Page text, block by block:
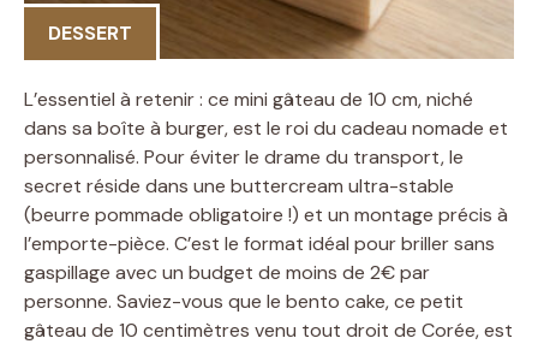
DESSERT
L’essentiel à retenir : ce mini gâteau de 10 cm, niché
dans sa boîte à burger, est le roi du cadeau nomade et
personnalisé. Pour éviter le drame du transport, le
secret réside dans une buttercream ultra-stable
(beurre pommade obligatoire !) et un montage précis à
l’emporte-pièce. C’est le format idéal pour briller sans
gaspillage avec un budget de moins de 2€ par
personne. Saviez-vous que le bento cake, ce petit
gâteau de 10 centimètres venu tout droit de Corée, est